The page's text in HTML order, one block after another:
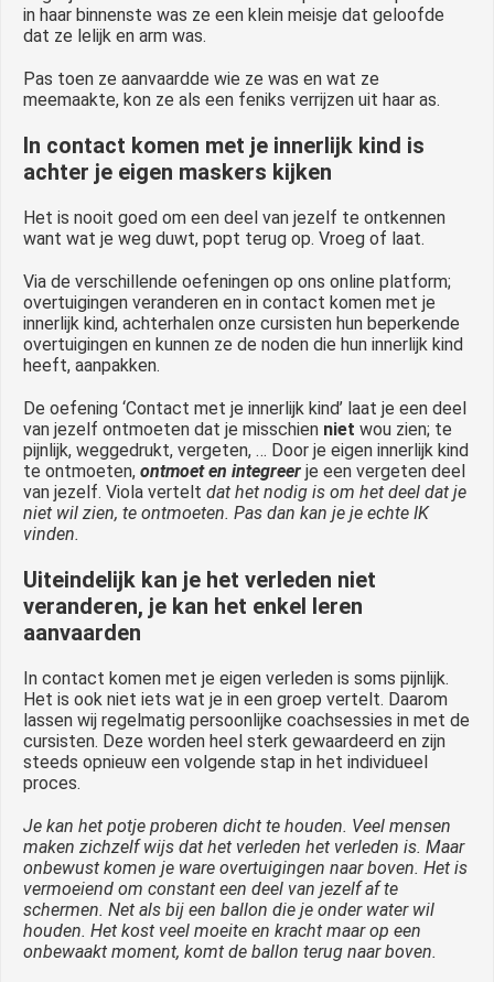
in haar binnenste was ze een klein meisje dat geloofde
dat ze lelijk en arm was.
Pas toen ze aanvaardde wie ze was en wat ze
meemaakte, kon ze als een feniks verrijzen uit haar as.
In contact komen met je innerlijk kind is
achter je eigen maskers kijken
Het is nooit goed om een deel van jezelf te ontkennen
want wat je weg duwt, popt terug op. Vroeg of laat.
Via de verschillende oefeningen op ons online platform;
overtuigingen veranderen en in contact komen met je
innerlijk kind, achterhalen onze cursisten hun beperkende
overtuigingen en kunnen ze de noden die hun innerlijk kind
heeft, aanpakken.
De oefening ‘Contact met je innerlijk kind’ laat je een deel
van jezelf ontmoeten dat je misschien niet wou zien; te
pijnlijk, weggedrukt, vergeten, … Door je eigen innerlijk kind
te ontmoeten, ontmoet en integreer je een vergeten deel
van jezelf. Viola vertelt dat het nodig is om het deel dat je
niet wil zien, te ontmoeten. Pas dan kan je je echte IK
vinden.
Uiteindelijk kan je het verleden niet
veranderen, je kan het enkel leren
aanvaarden
In contact komen met je eigen verleden is soms pijnlijk.
Het is ook niet iets wat je in een groep vertelt. Daarom
lassen wij regelmatig persoonlijke coachsessies in met de
cursisten. Deze worden heel sterk gewaardeerd en zijn
steeds opnieuw een volgende stap in het individueel
proces.
Je kan het potje proberen dicht te houden. Veel mensen
maken zichzelf wijs dat het verleden het verleden is. Maar
onbewust komen je ware overtuigingen naar boven. Het is
vermoeiend om constant een deel van jezelf af te
schermen. Net als bij een ballon die je onder water wil
houden. Het kost veel moeite en kracht maar op een
onbewaakt moment, komt de ballon terug naar boven.